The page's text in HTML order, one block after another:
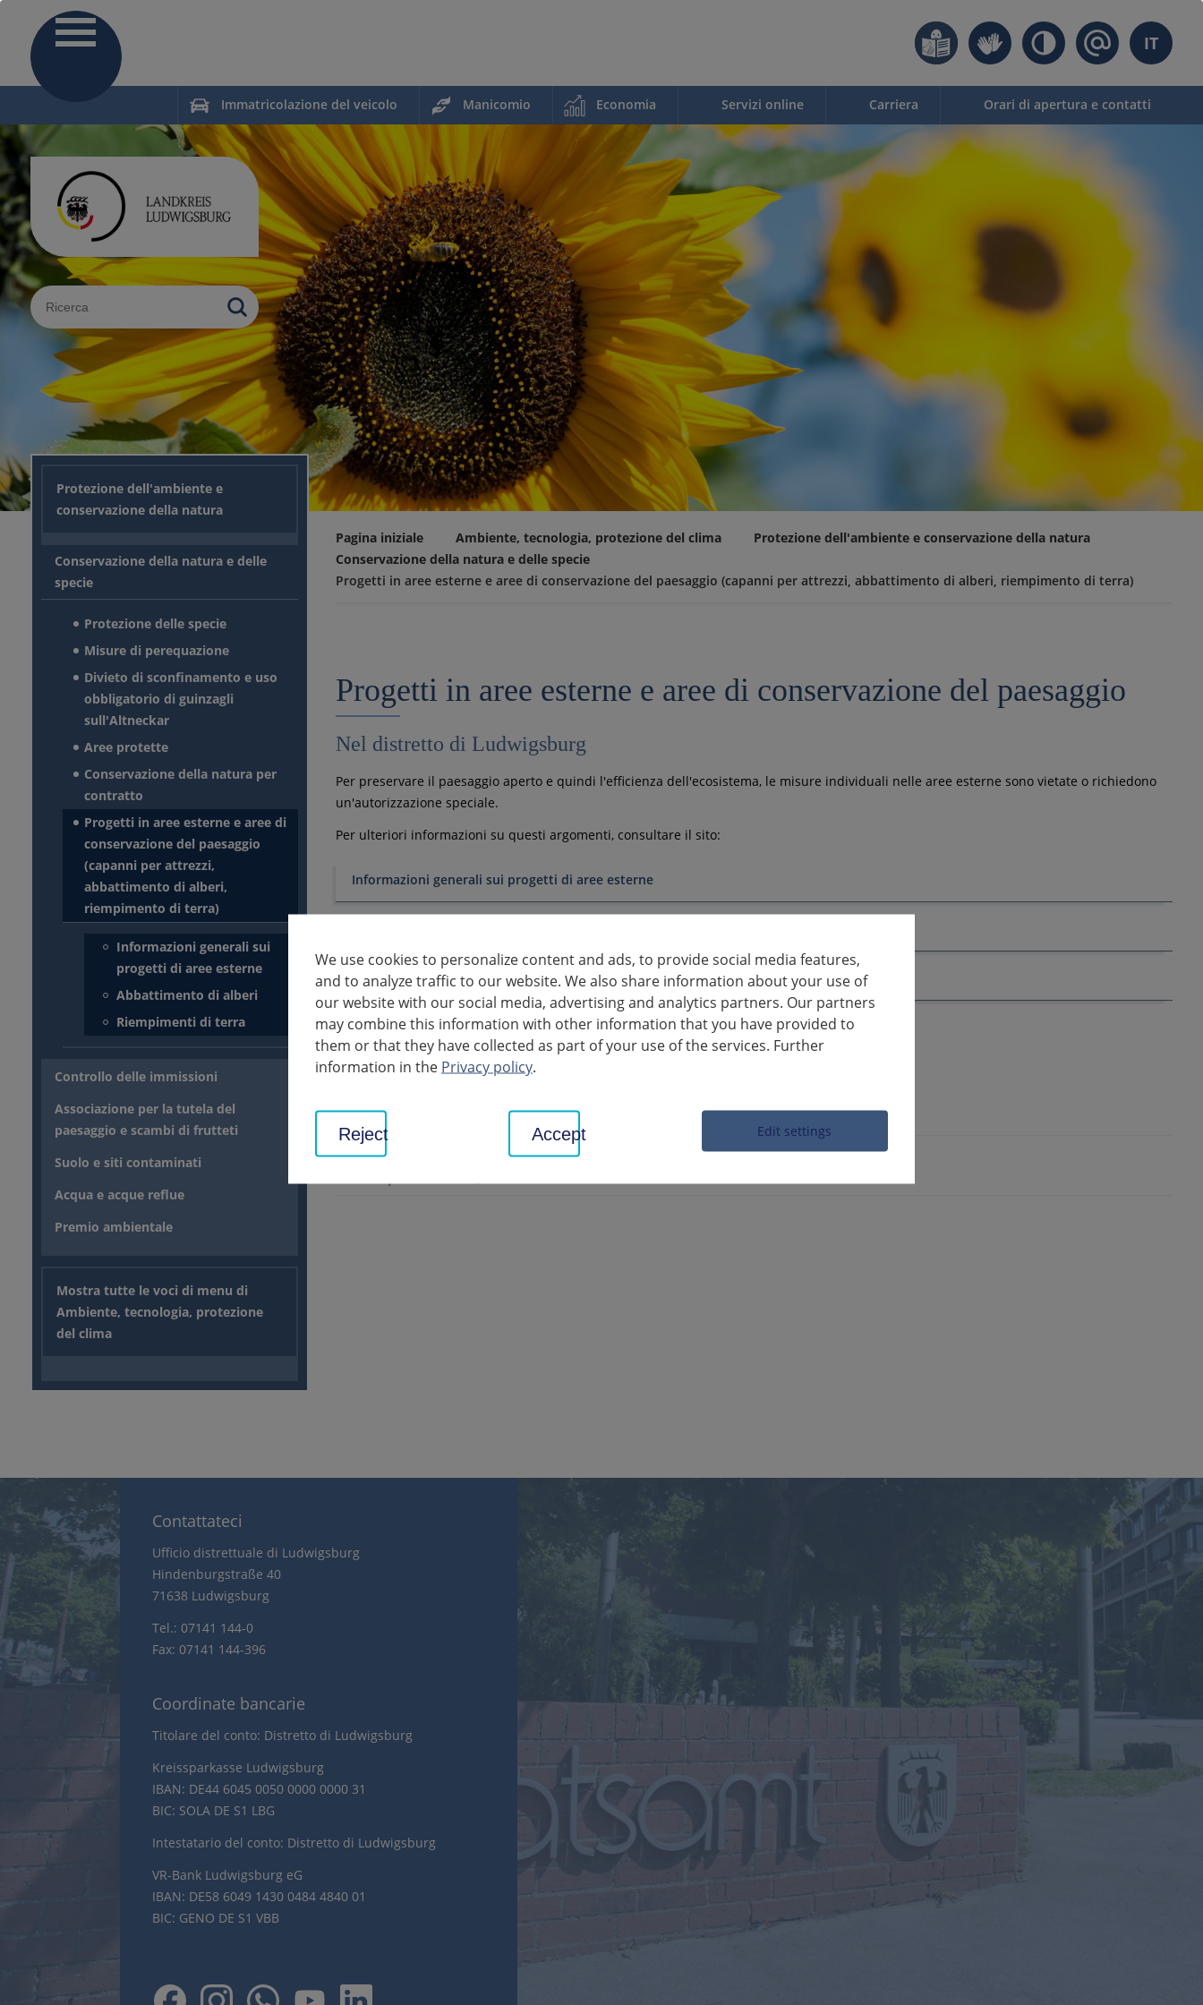
IT
Immatricolazione del veicolo Manicomio Economia Servizi online Carriera Orari di apertura e contatti
Sucheingabe
Protezione dell'ambiente e
conservazione della natura
Conservazione della natura e delle
specie
Protezione delle specie
Misure di perequazione
Divieto di sconfinamento e uso
obbligatorio di guinzagli
sull'Altneckar
Aree protette
Conservazione della natura per
contratto
Progetti in aree esterne e aree di
conservazione del paesaggio
(capanni per attrezzi,
abbattimento di alberi,
riempimento di terra)
Informazioni generali sui
progetti di aree esterne
Abbattimento di alberi
Riempimenti di terra
Controllo delle immissioni
Associazione per la tutela del
paesaggio e scambi di frutteti
Suolo e siti contaminati
Acqua e acque reflue
Premio ambientale
Mostra tutte le voci di menu di
Ambiente, tecnologia, protezione
del clima
Pagina iniziale Ambiente, tecnologia, protezione del clima
Protezione dell'ambiente e conservazione della natura
Conservazione della natura e delle specie
Progetti in aree esterne e aree di conservazione del paesaggio (capanni per attrezzi, abbattimento di alberi, riempimento di terra)
Progetti in aree esterne e aree di conservazione del paesaggio
Nel distretto di Ludwigsburg
Per preservare il paesaggio aperto e quindi l'efficienza dell'ecosistema, le misure individuali nelle aree esterne sono vietate o richiedono
un'autorizzazione speciale.
Per ulteriori informazioni su questi argomenti, consultare il sito:
Informazioni generali sui progetti di aree esterne
Riempimenti di terra
Ulteriori informazioni
tipo di file: PDF , dimensione file: 46.43 KB
Assortimento di telai per piante standard in campo aperto e frutteto
Contattateci
Ufficio distrettuale di Ludwigsburg
Hindenburgstraße 40
71638 Ludwigsburg
Tel.: 07141 144-0
Fax: 07141 144-396
Coordinate bancarie
Titolare del conto: Distretto di Ludwigsburg
Kreissparkasse Ludwigsburg
IBAN: DE44 6045 0050 0000 0000 31
BIC: SOLA DE S1 LBG
Intestatario del conto: Distretto di Ludwigsburg
VR-Bank Ludwigsburg eG
IBAN: DE58 6049 1430 0484 4840 01
BIC: GENO DE S1 VBB
We use cookies to personalize content and ads, to provide social media features,
and to analyze traffic to our website. We also share information about your use of
our website with our social media, advertising and analytics partners. Our partners
may combine this information with other information that you have provided to
them or that they have collected as part of your use of the services. Further
information in the Privacy policy.
Edit settings
Reject Accept